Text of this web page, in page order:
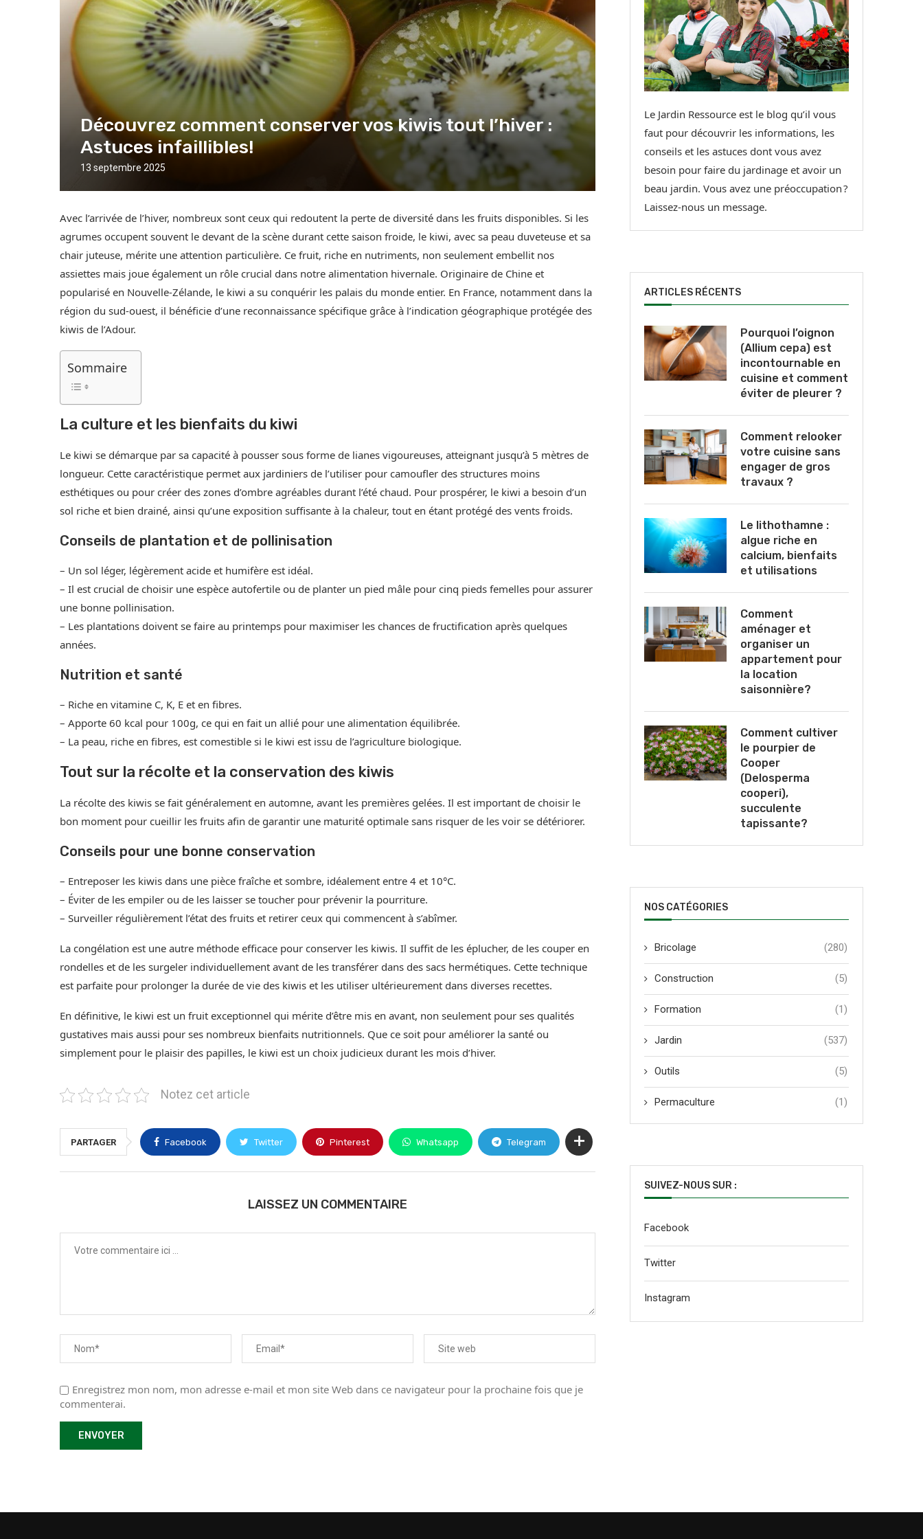
Découvrez comment conserver vos kiwis tout l’hiver :
Astuces infaillibles!
13 septembre 2025
Avec l’arrivée de l’hiver, nombreux sont ceux qui redoutent la perte de diversité dans les fruits disponibles. Si les
agrumes occupent souvent le devant de la scène durant cette saison froide, le kiwi, avec sa peau duveteuse et sa
chair juteuse, mérite une attention particulière. Ce fruit, riche en nutriments, non seulement embellit nos
assiettes mais joue également un rôle crucial dans notre alimentation hivernale. Originaire de Chine et
popularisé en Nouvelle-Zélande, le kiwi a su conquérir les palais du monde entier. En France, notamment dans la
région du sud-ouest, il bénéficie d’une reconnaissance spécifique grâce à l’indication géographique protégée des
kiwis de l’Adour.
Sommaire
La culture et les bienfaits du kiwi
Le kiwi se démarque par sa capacité à pousser sous forme de lianes vigoureuses, atteignant jusqu’à 5 mètres de
longueur. Cette caractéristique permet aux jardiniers de l’utiliser pour camoufler des structures moins
esthétiques ou pour créer des zones d’ombre agréables durant l’été chaud. Pour prospérer, le kiwi a besoin d’un
sol riche et bien drainé, ainsi qu’une exposition suffisante à la chaleur, tout en étant protégé des vents froids.
Conseils de plantation et de pollinisation
– Un sol léger, légèrement acide et humifère est idéal.
– Il est crucial de choisir une espèce autofertile ou de planter un pied mâle pour cinq pieds femelles pour assurer
une bonne pollinisation.
– Les plantations doivent se faire au printemps pour maximiser les chances de fructification après quelques
années.
Nutrition et santé
– Riche en vitamine C, K, E et en fibres.
– Apporte 60 kcal pour 100g, ce qui en fait un allié pour une alimentation équilibrée.
– La peau, riche en fibres, est comestible si le kiwi est issu de l’agriculture biologique.
Tout sur la récolte et la conservation des kiwis
La récolte des kiwis se fait généralement en automne, avant les premières gelées. Il est important de choisir le
bon moment pour cueillir les fruits afin de garantir une maturité optimale sans risquer de les voir se détériorer.
Conseils pour une bonne conservation
– Entreposer les kiwis dans une pièce fraîche et sombre, idéalement entre 4 et 10°C.
– Éviter de les empiler ou de les laisser se toucher pour prévenir la pourriture.
– Surveiller régulièrement l’état des fruits et retirer ceux qui commencent à s’abîmer.
La congélation est une autre méthode efficace pour conserver les kiwis. Il suffit de les éplucher, de les couper en
rondelles et de les surgeler individuellement avant de les transférer dans des sacs hermétiques. Cette technique
est parfaite pour prolonger la durée de vie des kiwis et les utiliser ultérieurement dans diverses recettes.
En définitive, le kiwi est un fruit exceptionnel qui mérite d’être mis en avant, non seulement pour ses qualités
gustatives mais aussi pour ses nombreux bienfaits nutritionnels. Que ce soit pour améliorer la santé ou
simplement pour le plaisir des papilles, le kiwi est un choix judicieux durant les mois d’hiver.
Notez cet article
PARTAGER Facebook Twitter Pinterest Whatsapp Telegram
LAISSEZ UN COMMENTAIRE
Enregistrez mon nom, mon adresse e-mail et mon site Web dans ce navigateur pour la prochaine fois que je
commenterai.
Le Jardin Ressource est le blog qu’il vous
faut pour découvrir les informations, les
conseils et les astuces dont vous avez
besoin pour faire du jardinage et avoir un
beau jardin. Vous avez une préoccupation ?
Laissez-nous un message.
ARTICLES RÉCENTS
Pourquoi l’oignon
(Allium cepa) est
incontournable en
cuisine et comment
éviter de pleurer ?
Comment relooker
votre cuisine sans
engager de gros
travaux ?
Le lithothamne :
algue riche en
calcium, bienfaits
et utilisations
Comment
aménager et
organiser un
appartement pour
la location
saisonnière?
Comment cultiver
le pourpier de
Cooper
(Delosperma
cooperi),
succulente
tapissante?
NOS CATÉGORIES
Bricolage (280)
Construction (5)
Formation (1)
Jardin (537)
Outils (5)
Permaculture (1)
SUIVEZ-NOUS SUR :
Facebook
Twitter
Instagram